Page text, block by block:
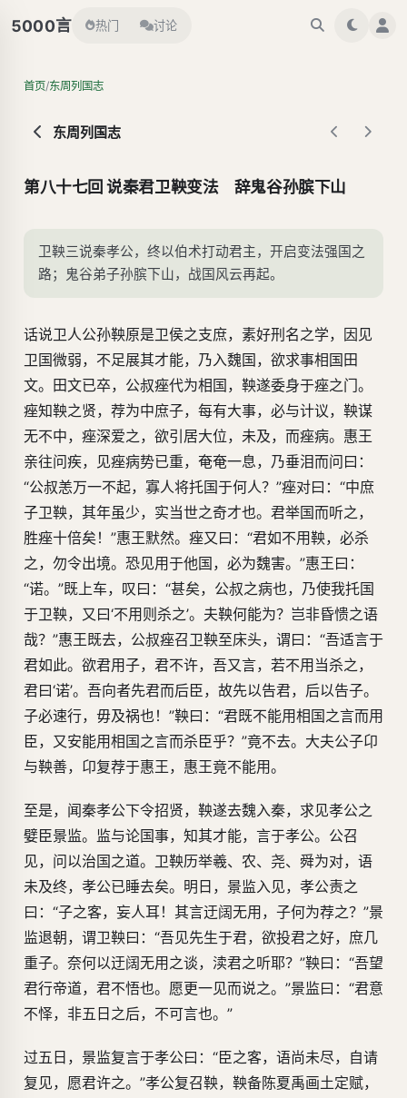
5000言 热门 讨论
首页/东周列国志
东周列国志
第八十七回 说秦君卫鞅变法 辞鬼谷孙膑下山
卫鞅三说秦孝公，终以伯术打动君主，开启变法强国之
路；鬼谷弟子孙膑下山，战国风云再起。
话说卫人公孙鞅原是卫侯之支庶，素好刑名之学，因见
卫国微弱，不足展其才能，乃入魏国，欲求事相国田
文。田文已卒，公叔痤代为相国，鞅遂委身于痤之门。
痤知鞅之贤，荐为中庶子，每有大事，必与计议，鞅谋
无不中，痤深爱之，欲引居大位，未及，而痤病。惠王
亲往问疾，见痤病势已重，奄奄一息，乃垂泪而问曰：
“公叔恙万一不起，寡人将托国于何人？”痤对曰：“中庶
子卫鞅，其年虽少，实当世之奇才也。君举国而听之，
胜痤十倍矣！”惠王默然。痤又曰：“君如不用鞅，必杀
之，勿令出境。恐见用于他国，必为魏害。”惠王曰：
“诺。”既上车，叹曰：“甚矣，公叔之病也，乃使我托国
于卫鞅，又曰‘不用则杀之’。夫鞅何能为？岂非昏愦之语
哉？”惠王既去，公叔痤召卫鞅至床头，谓曰：“吾适言于
君如此。欲君用子，君不许，吾又言，若不用当杀之，
君曰‘诺’。吾向者先君而后臣，故先以告君，后以告子。
子必速行，毋及祸也！”鞅曰：“君既不能用相国之言而用
臣，又安能用相国之言而杀臣乎？”竟不去。大夫公子卬
与鞅善，卬复荐于惠王，惠王竟不能用。
至是，闻秦孝公下令招贤，鞅遂去魏入秦，求见孝公之
嬖臣景监。监与论国事，知其才能，言于孝公。公召
见，问以治国之道。卫鞅历举羲、农、尧、舜为对，语
未及终，孝公已睡去矣。明日，景监入见，孝公责之
曰：“子之客，妄人耳！其言迂阔无用，子何为荐之？”景
监退朝，谓卫鞅曰：“吾见先生于君，欲投君之好，庶几
重子。奈何以迂阔无用之谈，渎君之听耶？”鞅曰：“吾望
君行帝道，君不悟也。愿更一见而说之。”景监曰：“君意
不怿，非五日之后，不可言也。”
过五日，景监复言于孝公曰：“臣之客，语尚未尽，自请
复见，愿君许之。”孝公复召鞅，鞅备陈夏禹画土定赋，